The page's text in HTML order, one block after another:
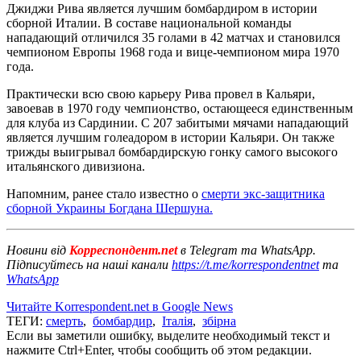
Джиджи Рива является лучшим бомбардиром в истории
сборной Италии. В составе национальной команды
нападающий отличился 35 голами в 42 матчах и становился
чемпионом Европы 1968 года и вице-чемпионом мира 1970
года.
Практически всю свою карьеру Рива провел в Кальяри,
завоевав в 1970 году чемпионство, остающееся единственным
для клуба из Сардинии. С 207 забитыми мячами нападающий
является лучшим голеадором в истории Кальяри. Он также
трижды выигрывал бомбардирскую гонку самого высокого
итальянского дивизиона.
Напомним, ранее стало известно о смерти экс-защитника
сборной Украины Богдана Шершуна.
Новини від Корреспондент.netв Telegram та WhatsApp.
Підписуйтесь на наші канали https://t.me/korrespondentnetта
WhatsApp
Читайте Korrespondent.net в Google News
ТЕГИ: смерть, бомбардир, Італія, збірна
Если вы заметили ошибку, выделите необходимый текст и
нажмите Ctrl+Enter, чтобы сообщить об этом редакции.